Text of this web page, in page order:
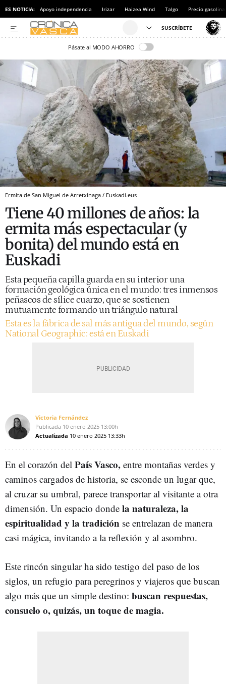
ES NOTICIA: Apoyo independencia Irizar Haizea Wind Talgo Precio gasolina
Pásate al MODO AHORRO
Ermita de San Miguel de Arretxinaga / Euskadi.eus
Tiene 40 millones de años: la
ermita más espectacular (y
bonita) del mundo está en
Euskadi
Esta pequeña capilla guarda en su interior una
formación geológica única en el mundo: tres inmensos
peñascos de sílice cuarzo, que se sostienen
mutuamente formando un triángulo natural
Esta es la fábrica de sal más antigua del mundo, según
National Geographic: está en Euskadi
Victoria Fernández
Publicada 10 enero 2025 13:00h
Actualizada 10 enero 2025 13:33h
En el corazón del País Vasco, entre montañas verdes y
caminos cargados de historia, se esconde un lugar que,
al cruzar su umbral, parece transportar al visitante a otra
dimensión. Un espacio donde la naturaleza, la
espiritualidad y la tradición se entrelazan de manera
casi mágica, invitando a la reflexión y al asombro.
Este rincón singular ha sido testigo del paso de los
siglos, un refugio para peregrinos y viajeros que buscan
algo más que un simple destino: buscan respuestas,
consuelo o, quizás, un toque de magia.